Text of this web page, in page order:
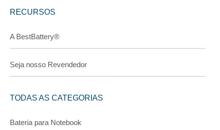
RECURSOS
A BestBattery®
Seja nosso Revendedor
TODAS AS CATEGORIAS
Bateria para Notebook